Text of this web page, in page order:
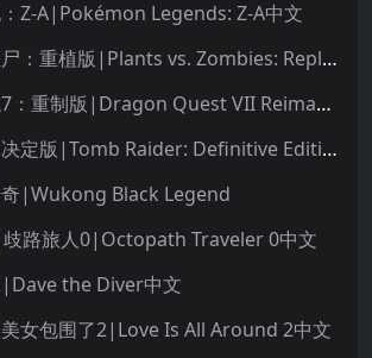
Z-A|Pokémon Legends: Z-A中文
植物大战僵尸：重植版|Plants vs. Zombies: Replanted中文
勇者斗恶龙7：重制版|Dragon Quest VII Reimagined中文
古墓丽影：决定版|Tomb Raider: Definitive Edition中文
|Wukong Black Legend
路旅人0|Octopath Traveler 0中文
the Diver中文
女包围了2|Love Is All Around 2中文